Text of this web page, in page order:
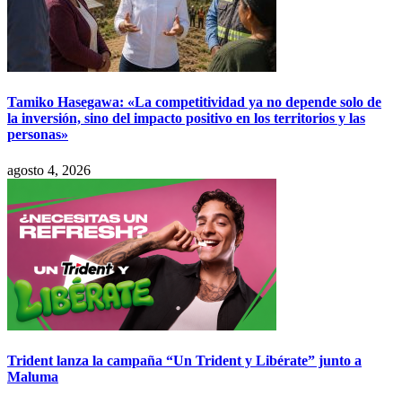
Tamiko Hasegawa: «La competitividad ya no depende solo de
la inversión, sino del impacto positivo en los territorios y las
personas»
agosto 4, 2026
Trident lanza la campaña “Un Trident y Libérate” junto a
Maluma